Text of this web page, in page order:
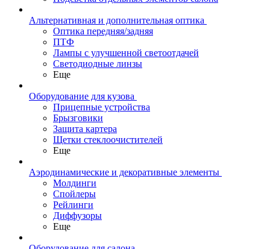
Альтернативная и дополнительная оптика
Оптика передняя/задняя
ПТФ
Лампы с улучшенной светоотдачей
Светодиодные линзы
Еще
Оборудование для кузова
Прицепные устройства
Брызговики
Защита картера
Щетки стеклоочистителей
Еще
Аэродинамические и декоративные элементы
Молдинги
Спойлеры
Рейлинги
Диффузоры
Еще